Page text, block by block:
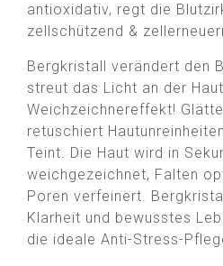
antioxidativ, regt die
zellschützend &
Bergkristall verändert den
streut das Licht an der
Weichzeichnereffekt!
retuschiert
Teint. Die Haut wird in
weichgezeichnet, Falten
Poren verfeinert.
Klarheit und bewusstes
die ideale Anti-Stress-